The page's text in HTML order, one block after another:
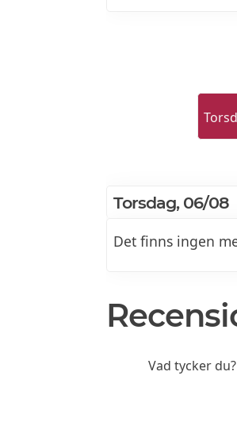
Torsdag, 06/08
Det finns ingen
Vad tycker